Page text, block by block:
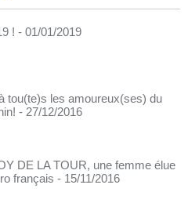
! - 01/01/2019
tou(te)s les amoureux(ses) du
- 27/12/2016
DE LA TOUR, une femme élue
français - 15/11/2016